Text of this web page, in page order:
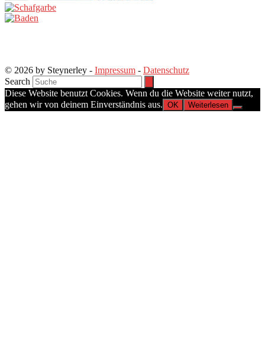
© 2026 by Steynerley - Impressum - Datenschutz
Search
Diese Website benutzt Cookies. Wenn du die Website weiter nutzt,
gehen wir von deinem Einverständnis aus. OK Weiterlesen